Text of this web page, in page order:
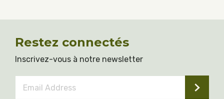
Restez connectés
Inscrivez-vous à notre newsletter
Address *